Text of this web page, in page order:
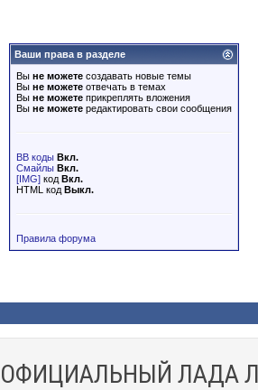
Ваши права в разделе
Вы не можете создавать новые темы
Вы не можете отвечать в темах
Вы не можете прикреплять вложения
Вы не можете редактировать свои сообщения
BB коды Вкл.
Смайлы Вкл.
[IMG] код Вкл.
HTML код Выкл.
Правила форума
ОФИЦИАЛЬНЫЙ ЛАДА